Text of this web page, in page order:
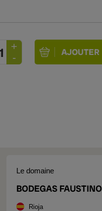
Le domaine
BODEGAS FAUSTINO
Rioja